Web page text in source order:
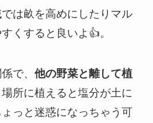
は畝を高めにしたりマル
くすると良いよ👍。
で、 他の野菜と離して植
所に植えると塩分が土に
っと迷惑になっちゃう可